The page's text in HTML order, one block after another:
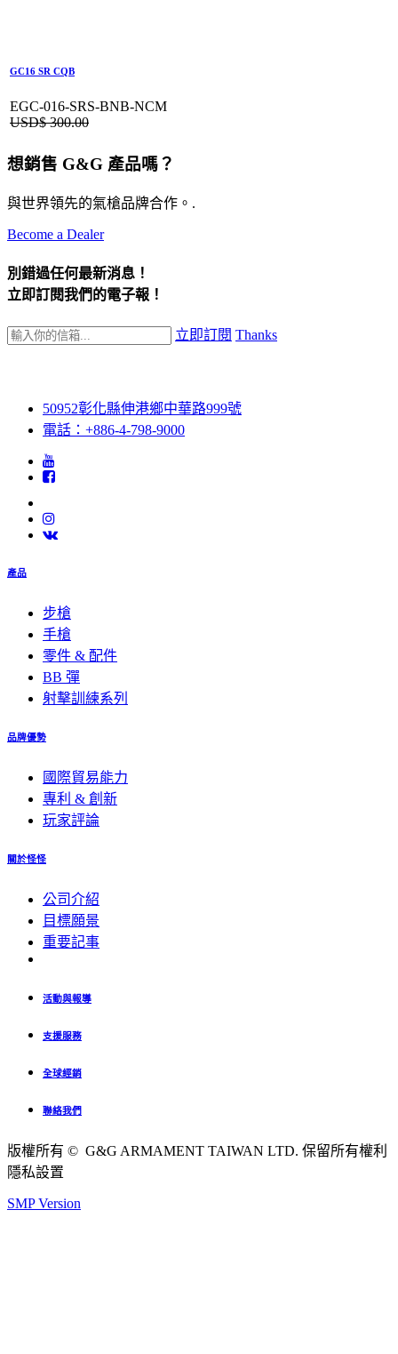
GC16 SR CQB
EGC-016-SRS-BNB-NCM
USD$300.00
想銷售 G&G 產品嗎？
與世界領先的氣槍品牌合作。.
Become a Dealer
別錯過任何最新消息！
立即訂閱我們的電子報！
立即訂閱 Thanks
50952彰化縣伸港鄉中華路999號
電話：+886-4-798-9000
產品
步槍
手槍
零件 & 配件
BB 彈
射擊訓練系列
品牌優勢
國際貿易能力
專利 & 創新
玩家評論
關於怪怪
公司介紹
目標願景
重要記事
活動與報導
支援服務
全球經銷
聯絡我們
版權所有 © G&G ARMAMENT TAIWAN LTD. 保留所有權利
隱私設置
SMP Version